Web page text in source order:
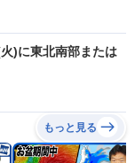
)に東北南部または
もっと見る